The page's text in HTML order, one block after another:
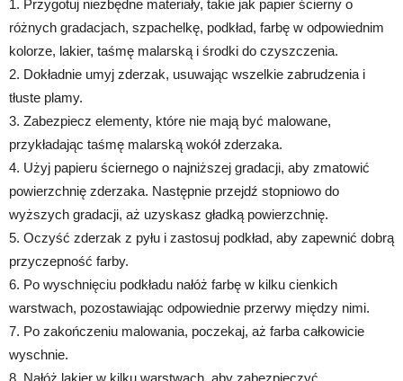
1. Przygotuj niezbędne materiały, takie jak papier ścierny o
różnych gradacjach, szpachelkę, podkład, farbę w odpowiednim
kolorze, lakier, taśmę malarską i środki do czyszczenia.
2. Dokładnie umyj zderzak, usuwając wszelkie zabrudzenia i
tłuste plamy.
3. Zabezpiecz elementy, które nie mają być malowane,
przykładając taśmę malarską wokół zderzaka.
4. Użyj papieru ściernego o najniższej gradacji, aby zmatowić
powierzchnię zderzaka. Następnie przejdź stopniowo do
wyższych gradacji, aż uzyskasz gładką powierzchnię.
5. Oczyść zderzak z pyłu i zastosuj podkład, aby zapewnić dobrą
przyczepność farby.
6. Po wyschnięciu podkładu nałóż farbę w kilku cienkich
warstwach, pozostawiając odpowiednie przerwy między nimi.
7. Po zakończeniu malowania, poczekaj, aż farba całkowicie
wyschnie.
8. Nałóż lakier w kilku warstwach, aby zabezpieczyć